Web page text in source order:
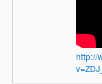
http://